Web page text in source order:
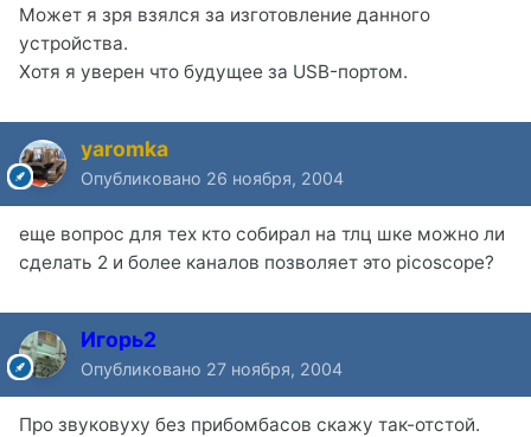
Может я зря взялся за изготовление данного
устройства.
Хотя я уверен что будущее за USB-портом.
yaromka
Опубликовано 26 ноября, 2004
еще вопрос для тех кто собирал на тлц шке можно ли
сделать 2 и более каналов позволяет это picoscope?
Игорь2
Опубликовано 27 ноября, 2004
Про звуковуху без прибомбасов скажу так-отстой.